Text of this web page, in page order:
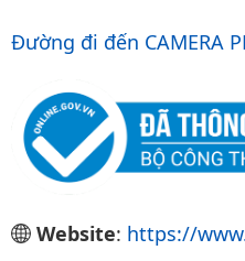
Đường đi đến CAMERA
Website: https://